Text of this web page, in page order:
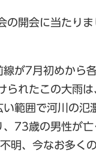
開会に当たりま
が7月初めから
られたこの大雨
範囲で河川の氾
73歳の男性が
明、今なお多く